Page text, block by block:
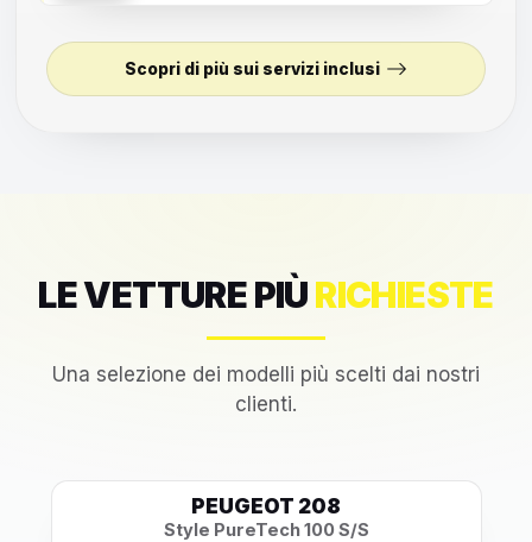
Scopri di più sui servizi inclusi
LE VETTURE PIÙRICHIESTE
Una selezione dei modelli più scelti dai nostri
clienti.
PEUGEOT 208
Style PureTech 100 S/S